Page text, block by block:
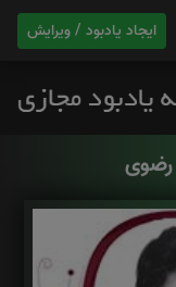
ایجاد یادبود / ویرایش
رضوی